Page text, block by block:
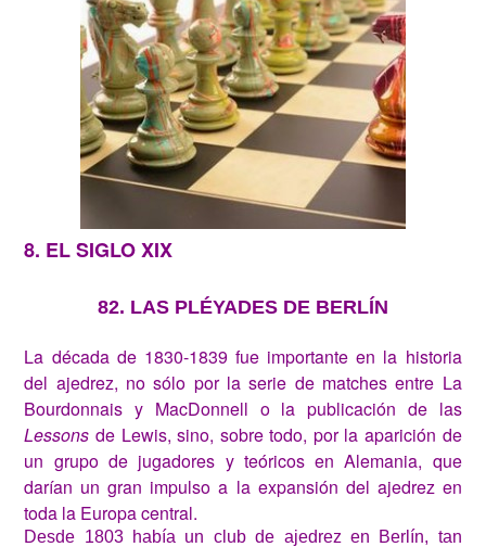
8. EL SIGLO XIX
82. LAS PLÉYADES DE BERLÍN
La década de 1830-1839 fue importante en la historia
del ajedrez, no sólo por la serie de matches entre La
Bourdonnais y MacDonnell o la publicación de las
Lessons de Lewis, sino, sobre todo, por la aparición de
un grupo de jugadores y teóricos en Alemania, que
darían un gran impulso a la expansión del ajedrez en
toda la Europa central.
Desde 1803 había un club de ajedrez en Berlín, tan